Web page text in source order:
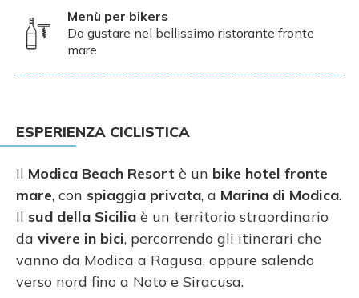
Menù per bikers
Da gustare nel bellissimo ristorante fronte
mare
ESPERIENZA CICLISTICA
Il Modica Beach Resort è un bike hotel fronte
mare, con spiaggia privata, a Marina di Modica.
Il sud della Sicilia è un territorio straordinario
da vivere in bici, percorrendo gli itinerari che
vanno da Modica a Ragusa, oppure salendo
verso nord fino a Noto e Siracusa.